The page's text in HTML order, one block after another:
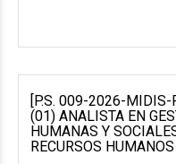
[P.S. 009-2026-
(01) ANALISTA EN
HUMANAS Y
RECURSOS HUMANOS